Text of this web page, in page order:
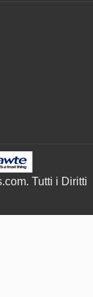
Tutti i Diritti